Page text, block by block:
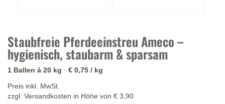
Staubfreie Pferdeeinstreu Ameco –
hygienisch, staubarm & sparsam
1 Ballen á 20 kg · € 0,75 / kg
Preis inkl. MwSt.
zzgl. Versandkosten in Höhe von € 3,90